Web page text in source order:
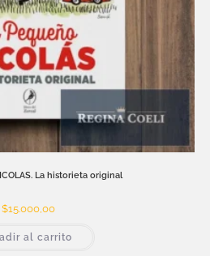
La historieta original
$15.000,00
al carrito